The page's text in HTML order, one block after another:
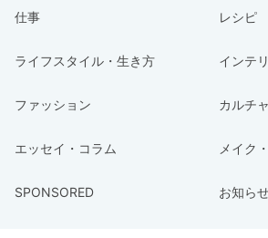
仕事 レシピ
ライフスタイル・生き方 インテ
ファッション カルチ
エッセイ・コラム メイク
SPONSORED お知ら